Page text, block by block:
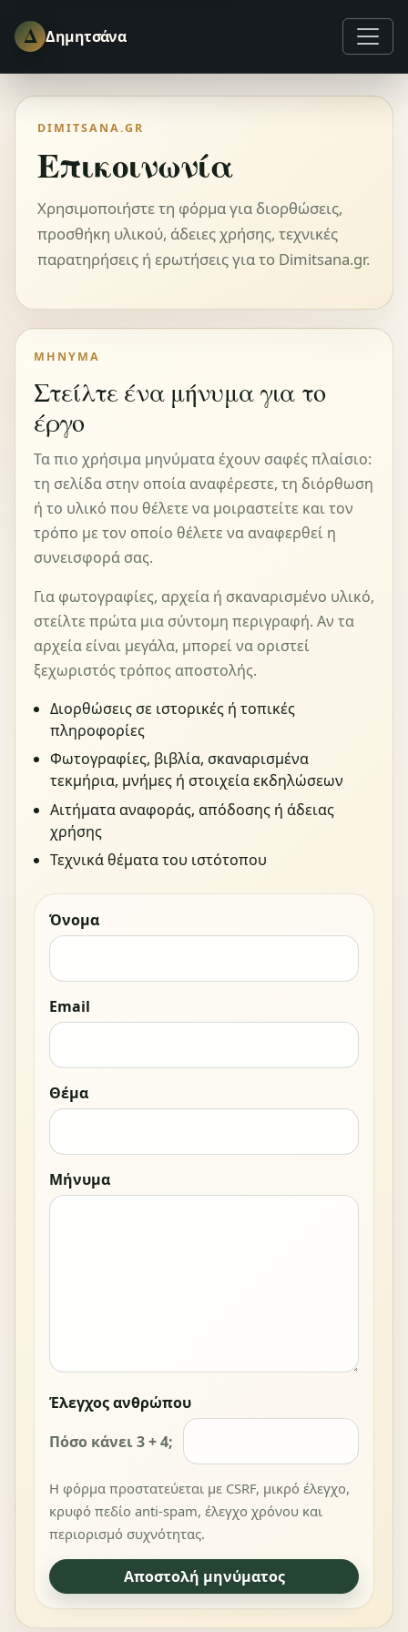
Δ Δημητσάνα
DIMITSANA.GR
Επικοινωνία
Χρησιμοποιήστε τη φόρμα για διορθώσεις,
προσθήκη υλικού, άδειες χρήσης, τεχνικές
παρατηρήσεις ή ερωτήσεις για το Dimitsana.gr.
ΜΉΝΥΜΑ
Στείλτε ένα μήνυμα για το
έργο
Τα πιο χρήσιμα μηνύματα έχουν σαφές πλαίσιο:
τη σελίδα στην οποία αναφέρεστε, τη διόρθωση
ή το υλικό που θέλετε να μοιραστείτε και τον
τρόπο με τον οποίο θέλετε να αναφερθεί η
συνεισφορά σας.
Για φωτογραφίες, αρχεία ή σκαναρισμένο υλικό,
στείλτε πρώτα μια σύντομη περιγραφή. Αν τα
αρχεία είναι μεγάλα, μπορεί να οριστεί
ξεχωριστός τρόπος αποστολής.
Διορθώσεις σε ιστορικές ή τοπικές
πληροφορίες
Φωτογραφίες, βιβλία, σκαναρισμένα
τεκμήρια, μνήμες ή στοιχεία εκδηλώσεων
Αιτήματα αναφοράς, απόδοσης ή άδειας
χρήσης
Τεχνικά θέματα του ιστότοπου
Όνομα
Email
Θέμα
Μήνυμα
Έλεγχος ανθρώπου
Πόσο κάνει 3 + 4;
Η φόρμα προστατεύεται με CSRF, μικρό έλεγχο,
κρυφό πεδίο anti-spam, έλεγχο χρόνου και
περιορισμό συχνότητας.
Αποστολή μηνύματος